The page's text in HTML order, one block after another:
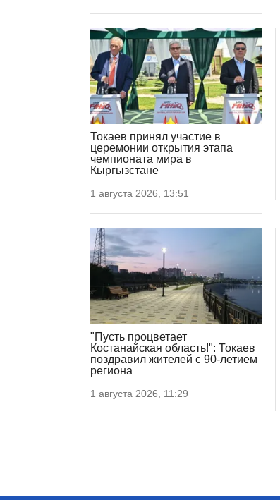
Токаев принял участие в
церемонии открытия этапа
чемпионата мира в
Кыргызстане
1 августа 2026, 13:51
"Пусть процветает
Костанайская область!": Токаев
поздравил жителей с 90-летием
региона
1 августа 2026, 11:29